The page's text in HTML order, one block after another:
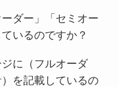
ダー」「セミオー
いるのですか？
に（フルオーダ
を記載しているの